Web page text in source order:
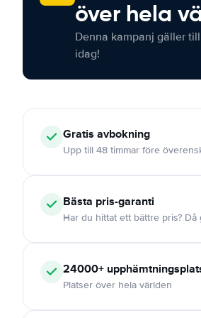
över hela
Denna kampanj gäller
idag!
Gratis avbokning
Upp till 48 timmar före
Bästa pris-garanti
Har du hittat ett bättre pris?
24000+
Platser över hela världen